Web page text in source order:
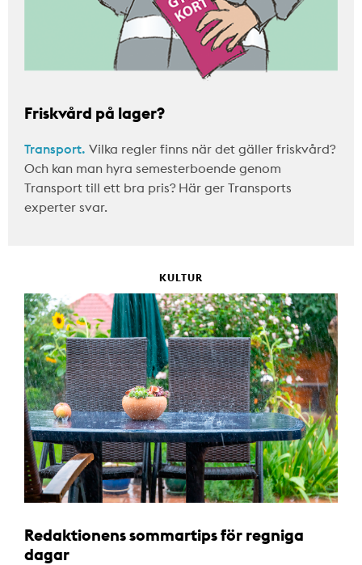
Friskvård på lager?
Transport. Vilka regler finns när det gäller friskvård?
Och kan man hyra semesterboende genom
Transport till ett bra pris? Här ger Transports
experter svar.
KULTUR
Redaktionens sommartips för regniga
dagar